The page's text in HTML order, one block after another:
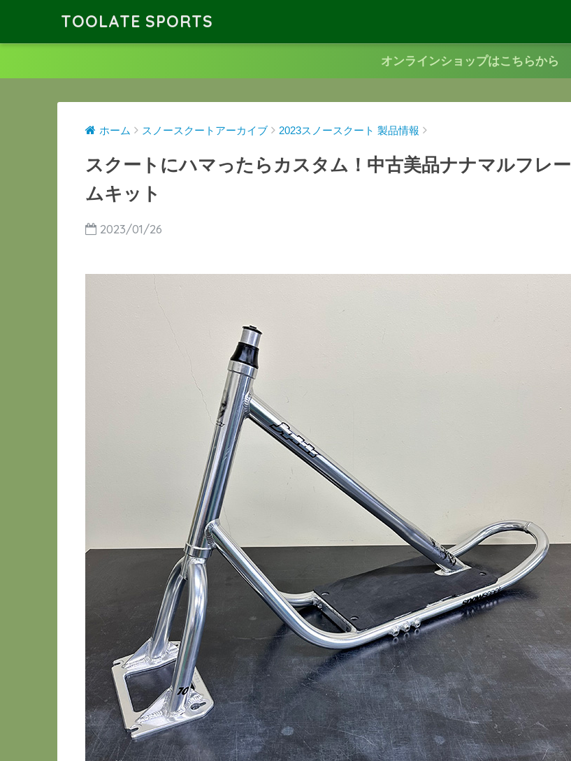
TOOLATE SPORTS
オンラインショップはこちらから
ホーム スノースクートアーカイブ 2023スノースクート 製品情報
スクートにハマったらカスタム！中古美品ナナマルフレー
ムキット
2023/01/26